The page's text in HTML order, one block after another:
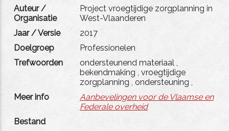
Auteur /
Organisatie
Project vroegtijdige zorgplanning in
West-Vlaanderen
Jaar / Versie
2017
Doelgroep
Professionelen
Trefwoorden
ondersteunend materiaal
bekendmaking
vroegtijdige
zorgplanning
ondersteuning
Meer info
Aanbevelingen voor de Vlaamse en
Federale overheid
Bestand